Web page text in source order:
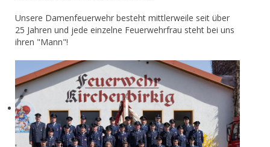
Unsere Damenfeuerwehr besteht mittlerweile seit über
25 Jahren und jede einzelne Feuerwehrfrau steht bei uns
ihren "Mann"!